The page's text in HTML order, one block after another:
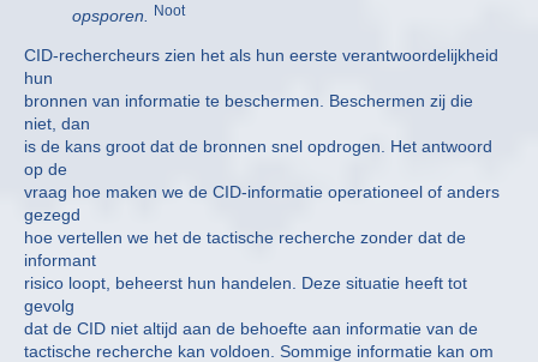
opsporen.
Noot
CID-rechercheurs zien het als hun eerste verantwoordelijkheid
hun
bronnen van informatie te beschermen. Beschermen zij die
niet, dan
is de kans groot dat de bronnen snel opdrogen. Het antwoord
op de
vraag hoe maken we de CID-informatie operationeel of anders
gezegd
hoe vertellen we het de tactische recherche zonder dat de
informant
risico loopt, beheerst hun handelen. Deze situatie heeft tot
gevolg
dat de CID niet altijd aan de behoefte aan informatie van de
tactische recherche kan voldoen. Sommige informatie kan om